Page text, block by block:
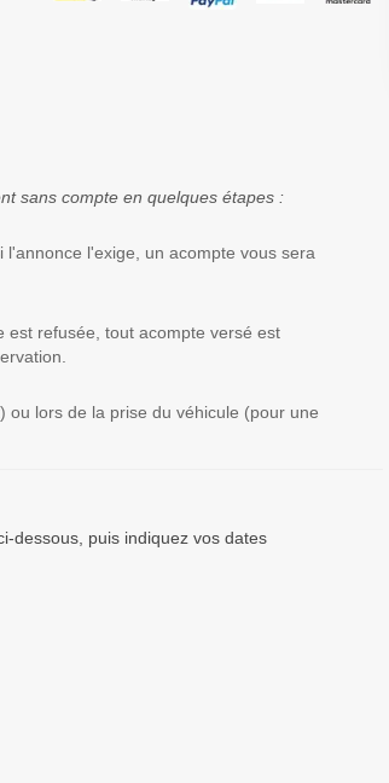
sans compte en quelques étapes :
l'annonce l'exige, un acompte vous sera
est refusée, tout acompte versé est
lors de la prise du véhicule (pour une
dessous, puis indiquez vos dates